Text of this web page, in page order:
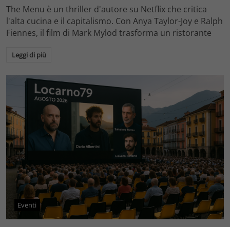
The Menu è un thriller d'autore su Netflix che critica
l'alta cucina e il capitalismo. Con Anya Taylor-Joy e Ralph
Fiennes, il film di Mark Mylod trasforma un ristorante
Leggi di più
Eventi